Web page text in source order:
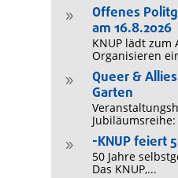
9
Offenes
am 16.8.2026
KNUP lädt zum
Organisieren
9
Queer &
Garten
Jubiläumsreihe:
9 -KNUP feiert
50 Jahre
Das KNUP,...